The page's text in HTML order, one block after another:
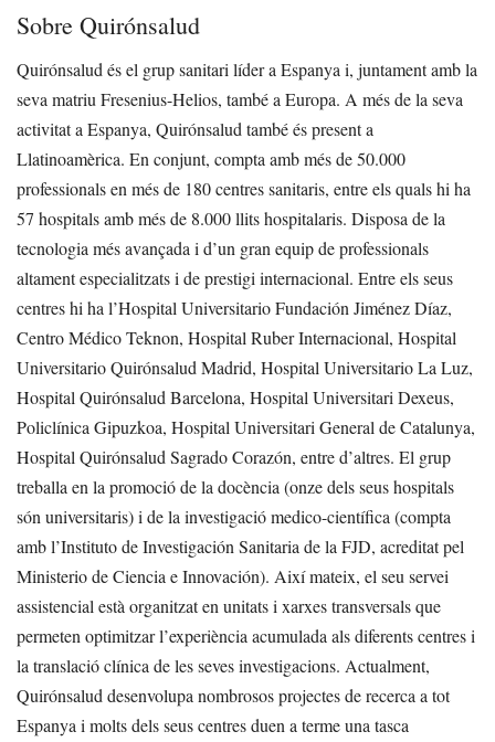
Sobre Quirónsalud
Quirónsalud és el grup sanitari líder a Espanya i, juntament amb la
seva matriu Fresenius-Helios, també a Europa. A més de la seva
activitat a Espanya, Quirónsalud també és present a
Llatinoamèrica. En conjunt, compta amb més de 50.000
professionals en més de 180 centres sanitaris, entre els quals hi ha
57 hospitals amb més de 8.000 llits hospitalaris. Disposa de la
tecnologia més avançada i d’un gran equip de professionals
altament especialitzats i de prestigi internacional. Entre els seus
centres hi ha l’Hospital Universitario Fundación Jiménez Díaz,
Centro Médico Teknon, Hospital Ruber Internacional, Hospital
Universitario Quirónsalud Madrid, Hospital Universitario La Luz,
Hospital Quirónsalud Barcelona, Hospital Universitari Dexeus,
Policlínica Gipuzkoa, Hospital Universitari General de Catalunya,
Hospital Quirónsalud Sagrado Corazón, entre d’altres. El grup
treballa en la promoció de la docència (onze dels seus hospitals
són universitaris) i de la investigació medico-científica (compta
amb l’Instituto de Investigación Sanitaria de la FJD, acreditat pel
Ministerio de Ciencia e Innovación). Així mateix, el seu servei
assistencial està organitzat en unitats i xarxes transversals que
permeten optimitzar l’experiència acumulada als diferents centres i
la translació clínica de les seves investigacions. Actualment,
Quirónsalud desenvolupa nombrosos projectes de recerca a tot
Espanya i molts dels seus centres duen a terme una tasca